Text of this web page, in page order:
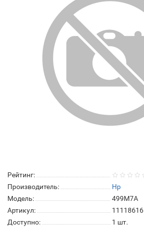
Рейтинг:
Производитель:
Hp
Модель:
499M7A
Артикул:
11118616
Доступно:
1 шт.